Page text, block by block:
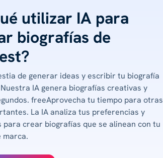
utilizar IA para
biografías de
de generar ideas y escribir tu biografía
IA genera biografías creativas y
freeAprovecha tu tiempo para otras
La IA analiza tus preferencias y
para crear biografías que se alinean con tu
marca.